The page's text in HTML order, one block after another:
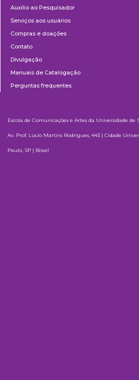
Auxílio ao Pesquisador
Serviços aos usuários
Compras e doações
Contato
Divulgação
Manuais de Catalogação
Perguntas frequentes
Escola de Comunicações e Artes da Universidade de
Av. Prof. Lúcio Martins Rodrigues, 443 | Cidade
Paulo, SP | Brasil